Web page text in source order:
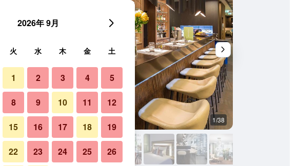
1/38
2026年 9月
火 水 木 金 土
1 2 3 4 5
8 9 10 11 12
15 16 17 18 19
22 23 24 25 26